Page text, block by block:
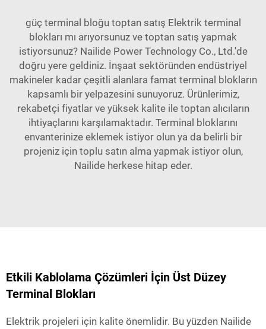
güç terminal bloğu toptan satış Elektrik terminal
blokları mı arıyorsunuz ve toptan satış yapmak
istiyorsunuz? Nailide Power Technology Co., Ltd.'de
doğru yere geldiniz. İnşaat sektöründen endüstriyel
makineler kadar çeşitli alanlara famat terminal blokların
kapsamlı bir yelpazesini sunuyoruz. Ürünlerimiz,
rekabetçi fiyatlar ve yüksek kalite ile toptan alıcıların
ihtiyaçlarını karşılamaktadır. Terminal bloklarını
envanterinize eklemek istiyor olun ya da belirli bir
projeniz için toplu satın alma yapmak istiyor olun,
Nailide herkese hitap eder.
Etkili Kablolama Çözümleri İçin Üst Düzey
Terminal Blokları
Elektrik projeleri için kalite önemlidir. Bu yüzden Nailide